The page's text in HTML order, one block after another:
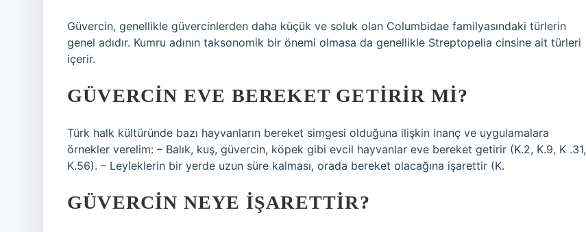
Güvercin, genellikle güvercinlerden daha küçük ve soluk olan Columbidae familyasındaki türlerin
genel adıdır. Kumru adının taksonomik bir önemi olmasa da genellikle Streptopelia cinsine ait türleri
içerir.
GÜVERCIN EVE BEREKET GETIRIR MI?
Türk halk kültüründe bazı hayvanların bereket simgesi olduğuna ilişkin inanç ve uygulamalara
örnekler verelim: – Balık, kuş, güvercin, köpek gibi evcil hayvanlar eve bereket getirir (K.2, K.9, K .31,
K.56). – Leyleklerin bir yerde uzun süre kalması, orada bereket olacağına işarettir (K.
GÜVERCIN NEYE IŞARETTIR?